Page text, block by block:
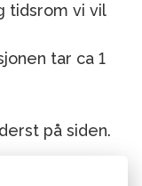
tidsrom vi vil
tar ca 1
på siden.